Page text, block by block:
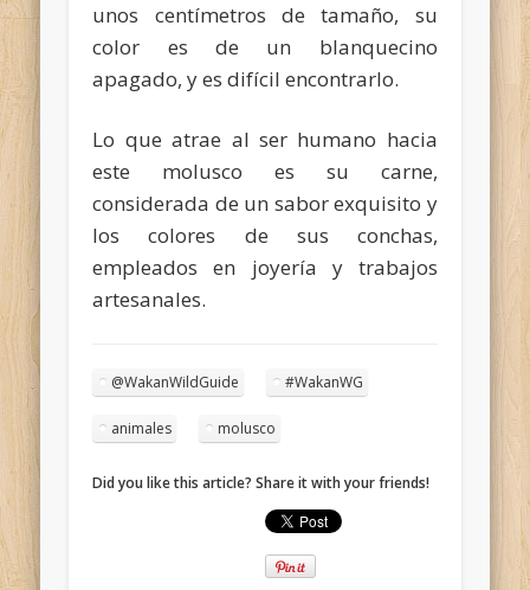
unos centímetros de tamaño, su
color es de un blanquecino
apagado, y es difícil encontrarlo.
Lo que atrae al ser humano hacia
este molusco es su carne,
considerada de un sabor exquisito y
los colores de sus conchas,
empleados en joyería y trabajos
artesanales.
@WakanWildGuide #WakanWG
animales molusco
Did you like this article? Share it with your friends!